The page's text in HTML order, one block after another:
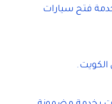
فتح سيارات